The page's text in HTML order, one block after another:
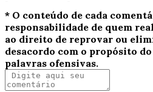
* O conteúdo de cada
responsabilidade de quem
ao direito de reprovar ou
desacordo com o propósito
palavras ofensivas.